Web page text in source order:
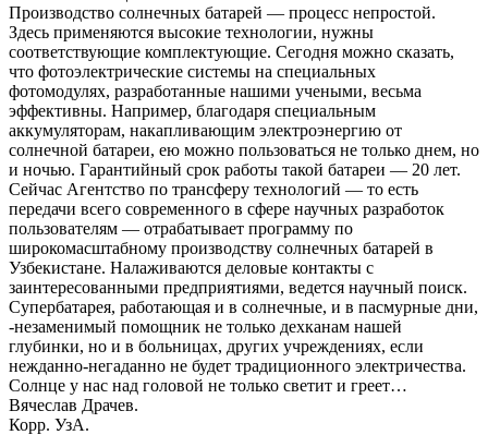
Производство солнечных батарей — процесс непростой.
Здесь применяются высокие технологии, нужны
соответствующие комплектующие. Сегодня можно сказать,
что фотоэлектрические системы на специальных
фотомодулях, разработанные нашими учеными, весьма
эффективны. Например, благодаря специальным
аккумуляторам, накапливающим электроэнергию от
солнечной батареи, ею можно пользоваться не только днем, но
и ночью. Гарантийный срок работы такой батареи — 20 лет.
Сейчас Агентство по трансферу технологий — то есть
передачи всего современного в сфере научных разработок
пользователям — отрабатывает программу по
широкомасштабному производству солнечных батарей в
Узбекистане. Налаживаются деловые контакты с
заинтересованными предприятиями, ведется научный поиск.
Супербатарея, работающая и в солнечные, и в пасмурные дни,
-незаменимый помощник не только дехканам нашей
глубинки, но и в больницах, других учреждениях, если
нежданно-негаданно не будет традиционного электричества.
Солнце у нас над головой не только светит и греет…
Вячеслав Драчев.
Корр. УзА.